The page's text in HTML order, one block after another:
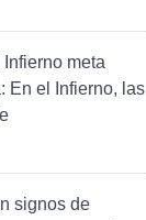
meta
En el Infierno, las
signos de